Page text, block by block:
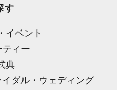
す
イベント
ィー
典
ダル・ウェディング